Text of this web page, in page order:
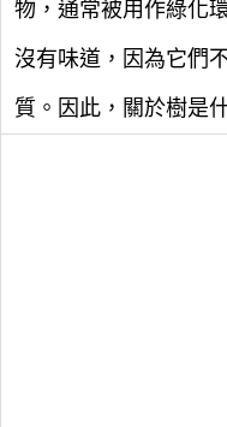
物，通常被用作綠化
沒有味道，因為它們
質。因此，關於樹是